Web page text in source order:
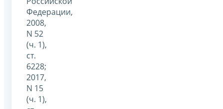
Федерации,
2008,
N 52
(ч. 1),
ст.
6228;
2017,
N 15
(ч. 1),